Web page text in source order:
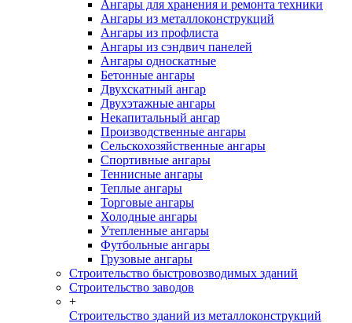
Ангары для хранения и ремонта техники
Ангары из металлоконструкций
Ангары из профлиста
Ангары из сэндвич панелей
Ангары односкатные
Бетонные ангары
Двухскатный ангар
Двухэтажные ангары
Некапитальный ангар
Производственные ангары
Сельскохозяйственные ангары
Спортивные ангары
Теннисные ангары
Теплые ангары
Торговые ангары
Холодные ангары
Утепленные ангары
Футбольные ангары
Грузовые ангары
Строительство быстровозводимых зданий
Строительство заводов
+
Строительство зданий из металлоконструкций